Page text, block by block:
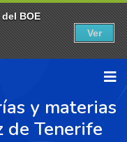
y materias
de Tenerife
BOE
Ver